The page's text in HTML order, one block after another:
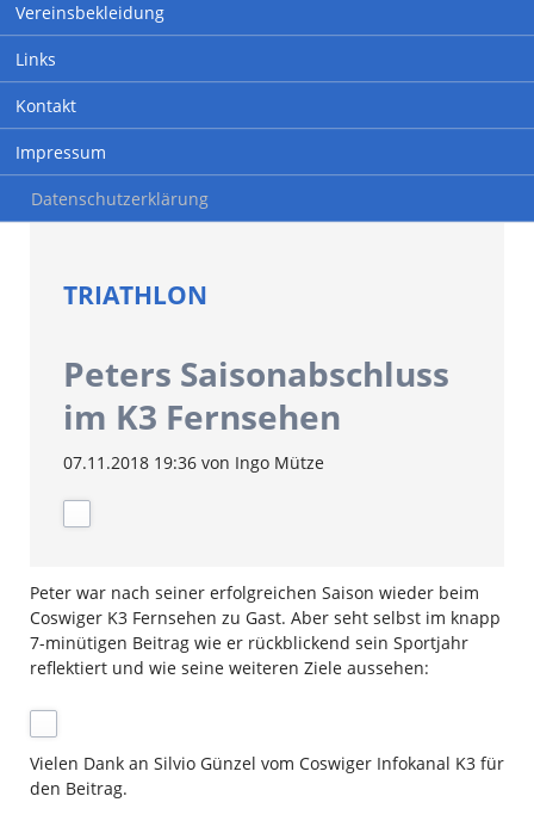
Vereinsbekleidung
Links
Kontakt
Impressum
Datenschutzerklärung
TRIATHLON
Peters Saisonabschluss
im K3 Fernsehen
07.11.2018 19:36von Ingo Mütze
Peter war nach seiner erfolgreichen Saison wieder beim
Coswiger K3 Fernsehen zu Gast. Aber seht selbst im knapp
7-minütigen Beitrag wie er rückblickend sein Sportjahr
reflektiert und wie seine weiteren Ziele aussehen:
Vielen Dank an Silvio Günzel vom Coswiger Infokanal K3 für
den Beitrag.